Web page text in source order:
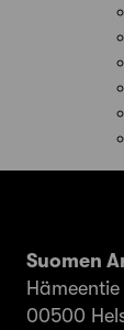
Suomen
Hämeentie
00500